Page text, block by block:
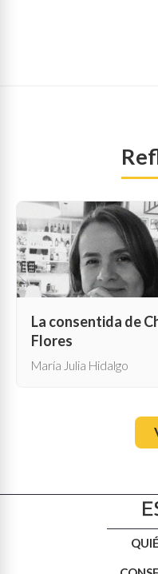
La consentida de
Flores
María Julia Hidalgo